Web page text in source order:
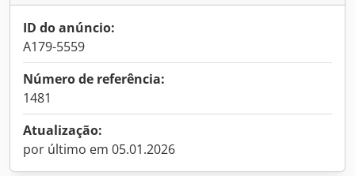
ID do anúncio:
A179-5559
Número de referência:
1481
Atualização:
por último em 05.01.2026